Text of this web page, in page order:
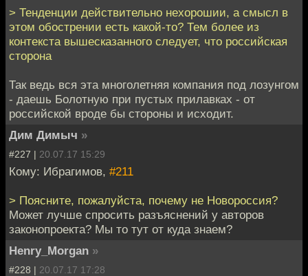
> Тенденции действительно нехорошии, а смысл в
этом обострении есть какой-то? Тем более из
контекста вышесказанного следует, что российская
сторона
Так ведь вся эта многолетняя компания под лозунгом
- даешь Болотную при пустых прилавках - от
российской вроде бы стороны и исходит.
Дим Димыч »
#227 | 20.07.17 15:29
Кому: Ибрагимов, #211
> Поясните, пожалуйста, почему не Новороссия?
Может лучше спросить разъяснений у авторов
законопроекта? Мы то тут от куда знаем?
Henry_Morgan »
#228 | 20.07.17 17:28